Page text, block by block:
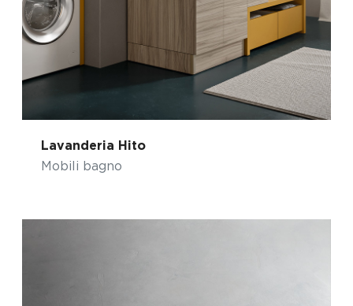
Lavanderia Hito
Mobili bagno